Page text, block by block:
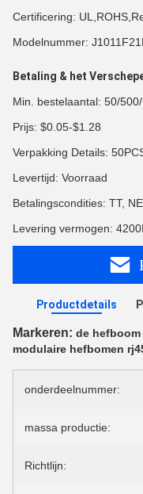
Certificering:
Modelnummer:
Betaling & het
Min. bestelaantal: 50/
Prijs: $0.05-$1.28
Verpakking Details:
Levertijd: Voorraad
Betalingscondities: TT,
Levering vermogen:
Productdetails
Markeren: de
modulaire hefbomen
onderdeelnummer:
massa productie:
Richtlijn: